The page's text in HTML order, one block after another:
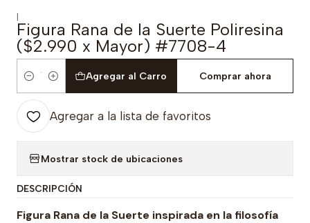
|
Figura Rana de la Suerte Poliresina
($2.990 x Mayor) #7708-4
Cantidad
Agregar al Carro Comprar ahora
Agregar a la lista de favoritos
Mostrar stock de ubicaciones
DESCRIPCIÓN
Figura Rana de la Suerte inspirada en la filosofía